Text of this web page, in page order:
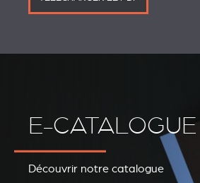
E-CATALOGUE
Découvrir notre catalogue
REVESTIMIENTOS Y